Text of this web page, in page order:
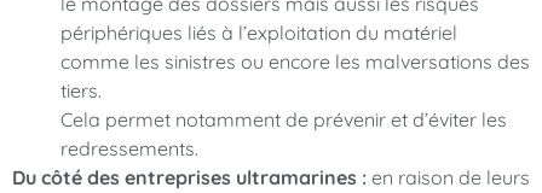
périphériques liés à l’exploitation du matériel
comme les sinistres ou encore les malversations des
tiers.
Cela permet notamment de prévenir et d’éviter les
redressements.
Du côté des entreprises ultramarines : en raison de leurs